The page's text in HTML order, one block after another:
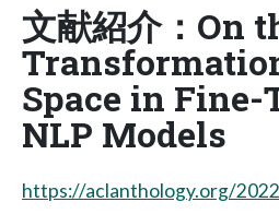
文献紹介：On
Space in Fine-
NLP Models
https://aclanthology.org/